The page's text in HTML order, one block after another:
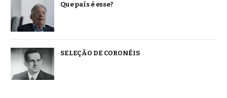
Que país é esse?
SELEÇÃO DE CORONÉIS